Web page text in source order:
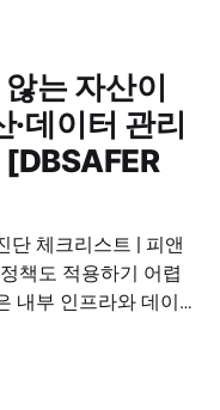
는 자산이
데이터 관리
단 체크리스트 | 피앤